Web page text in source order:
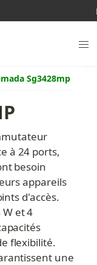
Sg3428mp
à 24 ports,
besoin
appareils
d'accès.
et 4
flexibilité.
une